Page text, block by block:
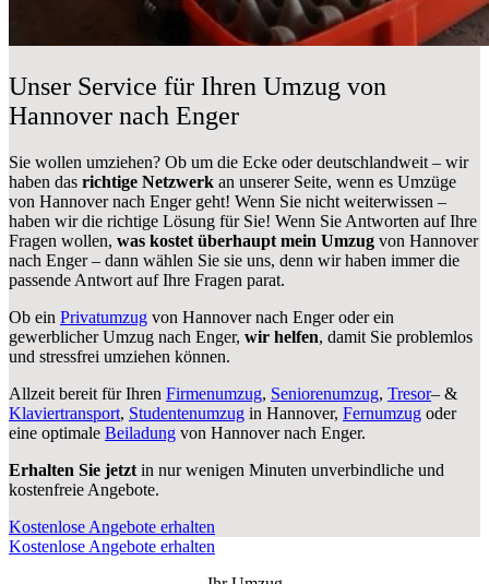
Unser Service für Ihren Umzug von
Hannover nach Enger
Sie wollen umziehen? Ob um die Ecke oder deutschlandweit – wir
haben das richtige Netzwerk an unserer Seite, wenn es Umzüge
von Hannover nach Enger geht! Wenn Sie nicht weiterwissen –
haben wir die richtige Lösung für Sie! Wenn Sie Antworten auf Ihre
Fragen wollen, was kostet überhaupt mein Umzug von Hannover
nach Enger – dann wählen Sie sie uns, denn wir haben immer die
passende Antwort auf Ihre Fragen parat.
Ob ein Privatumzug von Hannover nach Enger oder ein
gewerblicher Umzug nach Enger, wir helfen, damit Sie problemlos
und stressfrei umziehen können.
Allzeit bereit für Ihren Firmenumzug, Seniorenumzug, Tresor– &
Klaviertransport, Studentenumzug in Hannover, Fernumzug oder
eine optimale Beiladung von Hannover nach Enger.
Erhalten Sie jetzt in nur wenigen Minuten unverbindliche und
kostenfreie Angebote.
Kostenlose Angebote erhalten
Kostenlose Angebote erhalten